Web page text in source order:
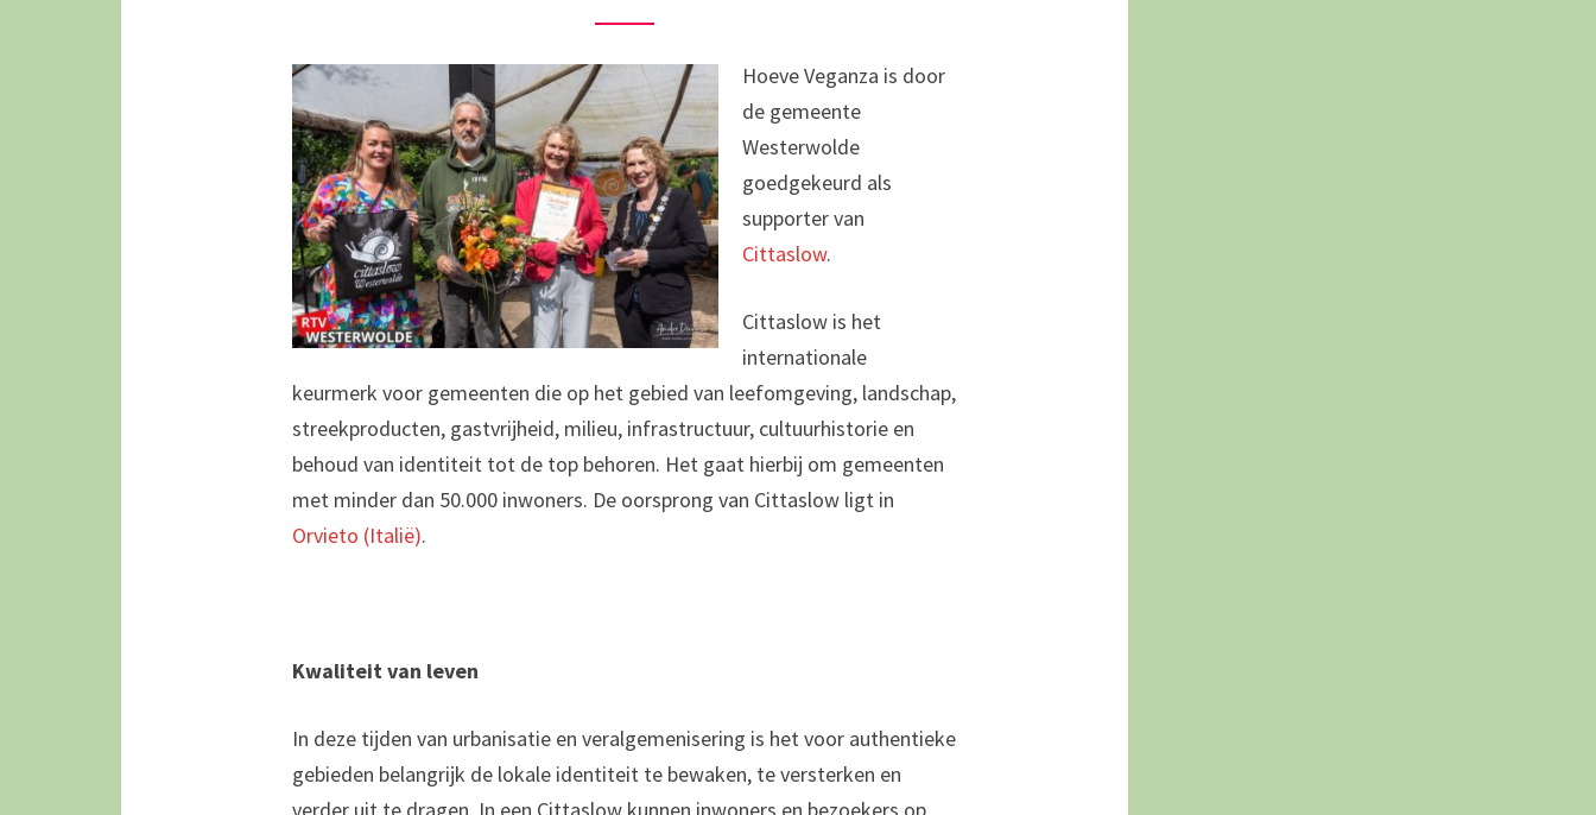
OFFICIEEL
SUPPORTER
Hoeve Veganza is door
de gemeente
Westerwolde
goedgekeurd als
supporter van
Cittaslow.
Cittaslow is het
internationale
keurmerk voor gemeenten die op het gebied van leefomgeving, landschap,
streekproducten, gastvrijheid, milieu, infrastructuur, cultuurhistorie en
behoud van identiteit tot de top behoren. Het gaat hierbij om gemeenten
met minder dan 50.000 inwoners. De oorsprong van Cittaslow ligt in
Orvieto (Italië).
Kwaliteit van leven
In deze tijden van urbanisatie en veralgemenisering is het voor authentieke
gebieden belangrijk de lokale identiteit te bewaken, te versterken en